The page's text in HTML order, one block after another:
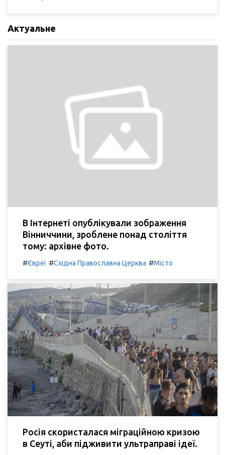
Актуальне
В Інтернеті опублікували зображення
Вінниччини, зроблене понад століття
тому: архівне фото.
#Євреї #Східна Православна Церква #Місто
Росія скористалася міграційною кризою
в Сеуті, аби підживити ультраправі ідеї.